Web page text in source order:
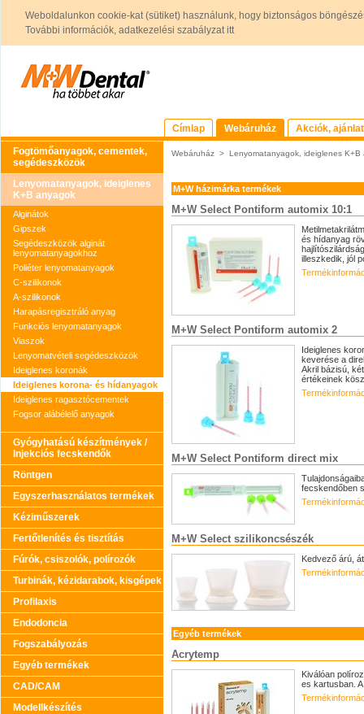
Weboldalunkon cookie-kat (sütiket) használunk, hogy biztonságos
További információk, adatkezelési szabályzat itt
Címlap Webáruház
Akciók,
Fogtömőanyagok, cementek,
segédeszközök
Lenyomatanyagok, ideiglenes
K+B anyagok
Alginátok
Gipszek
Segédeszközök alginát
lenyomatanyagokhoz
Poliéter lenyomatanyagok
C-szilikonok
A-szilikonok
Harapásregisztráló anyag
Funkciós lenyomatanyagok
Viaszok
Lenyomatvételi segédeszközök
Ideiglenes koronák
Ideiglenes korona- és hídanyagok
Ideiglenes ragasztócementek
Fogsor alábélelő anyagok
Gyógyhatású készítmények /
Injekciós fecskendők
Röntgen
Egyszerhasználatos termékek
Kéziműszerek
Fertőtlenítés és tisztítás
Fúrók, csiszolók, polírozók
Turbinák, kézidarabok, kisgépek
Profilaxis
Endodoncia
Fogszabályozás
Egyéb termékek
CAD/CAM
Modellkészítés
Webáruház > Lenyomatanyagok, ideiglenes K+B
M+W házimárka termékek
M+W Select Pontiform automix 10:1
és hídanyag
illeszkedik, jól
M+W Select Pontiform automix 2
Ideiglenes
keverése a
Akril bázisú,
értékeinek
M+W Select Pontiform direct mix
fecskendőben
M+W Select szilikoncsészék
Kedvező árú,
Egyéb termékek
Acrytemp
Kiválóan
es kartusban.